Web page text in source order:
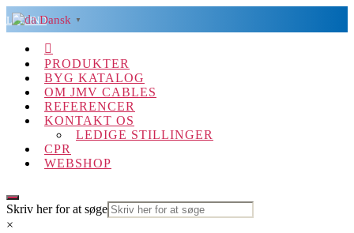
Spring
til
indholdet
LOG IND

PRODUKTER
BYG KATALOG
OM JMV CABLES
REFERENCER
KONTAKT OS
LEDIGE STILLINGER
CPR
WEBSHOP
Skriv her for at søge
×
Dansk ▼